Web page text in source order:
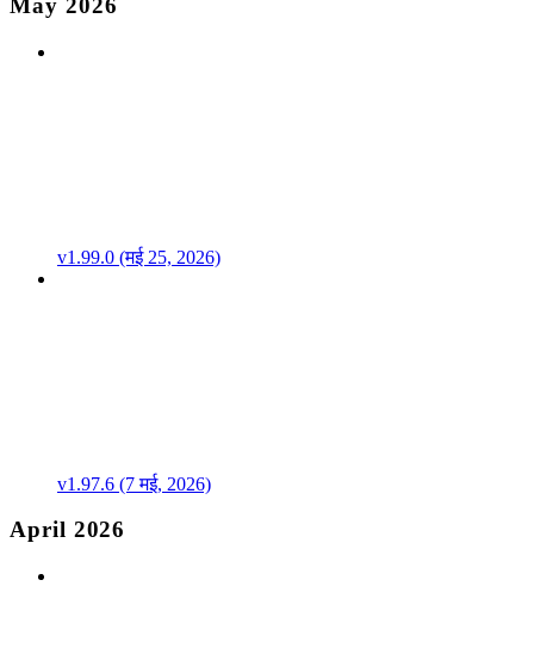
May 2026
v1.99.0 (मई 25, 2026)
v1.97.6 (7 मई, 2026)
April 2026